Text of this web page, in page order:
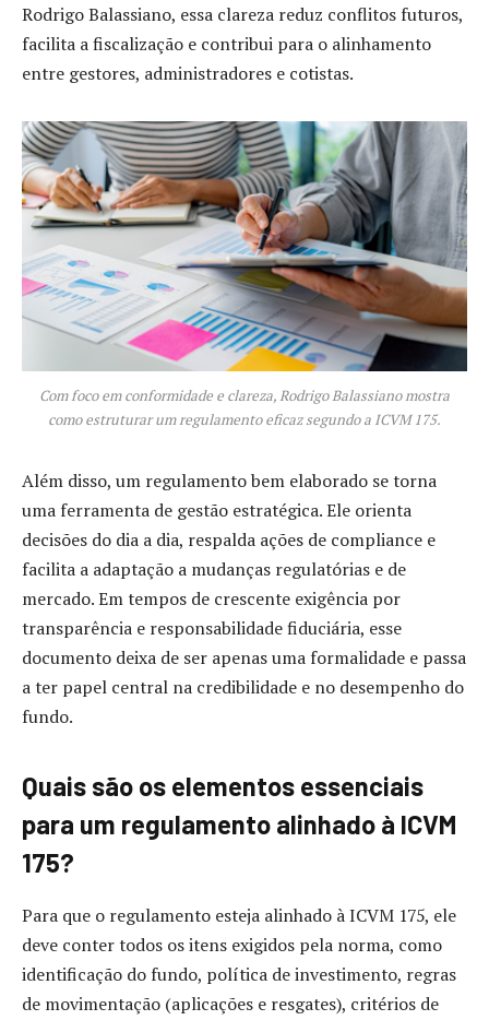
Rodrigo Balassiano, essa clareza reduz conflitos futuros,
facilita a fiscalização e contribui para o alinhamento
entre gestores, administradores e cotistas.
Com foco em conformidade e clareza, Rodrigo Balassiano mostra
como estruturar um regulamento eficaz segundo a ICVM 175.
Além disso, um regulamento bem elaborado se torna
uma ferramenta de gestão estratégica. Ele orienta
decisões do dia a dia, respalda ações de compliance e
facilita a adaptação a mudanças regulatórias e de
mercado. Em tempos de crescente exigência por
transparência e responsabilidade fiduciária, esse
documento deixa de ser apenas uma formalidade e passa
a ter papel central na credibilidade e no desempenho do
fundo.
Quais são os elementos essenciais
para um regulamento alinhado à ICVM
175?
Para que o regulamento esteja alinhado à ICVM 175, ele
deve conter todos os itens exigidos pela norma, como
identificação do fundo, política de investimento, regras
de movimentação (aplicações e resgates), critérios de